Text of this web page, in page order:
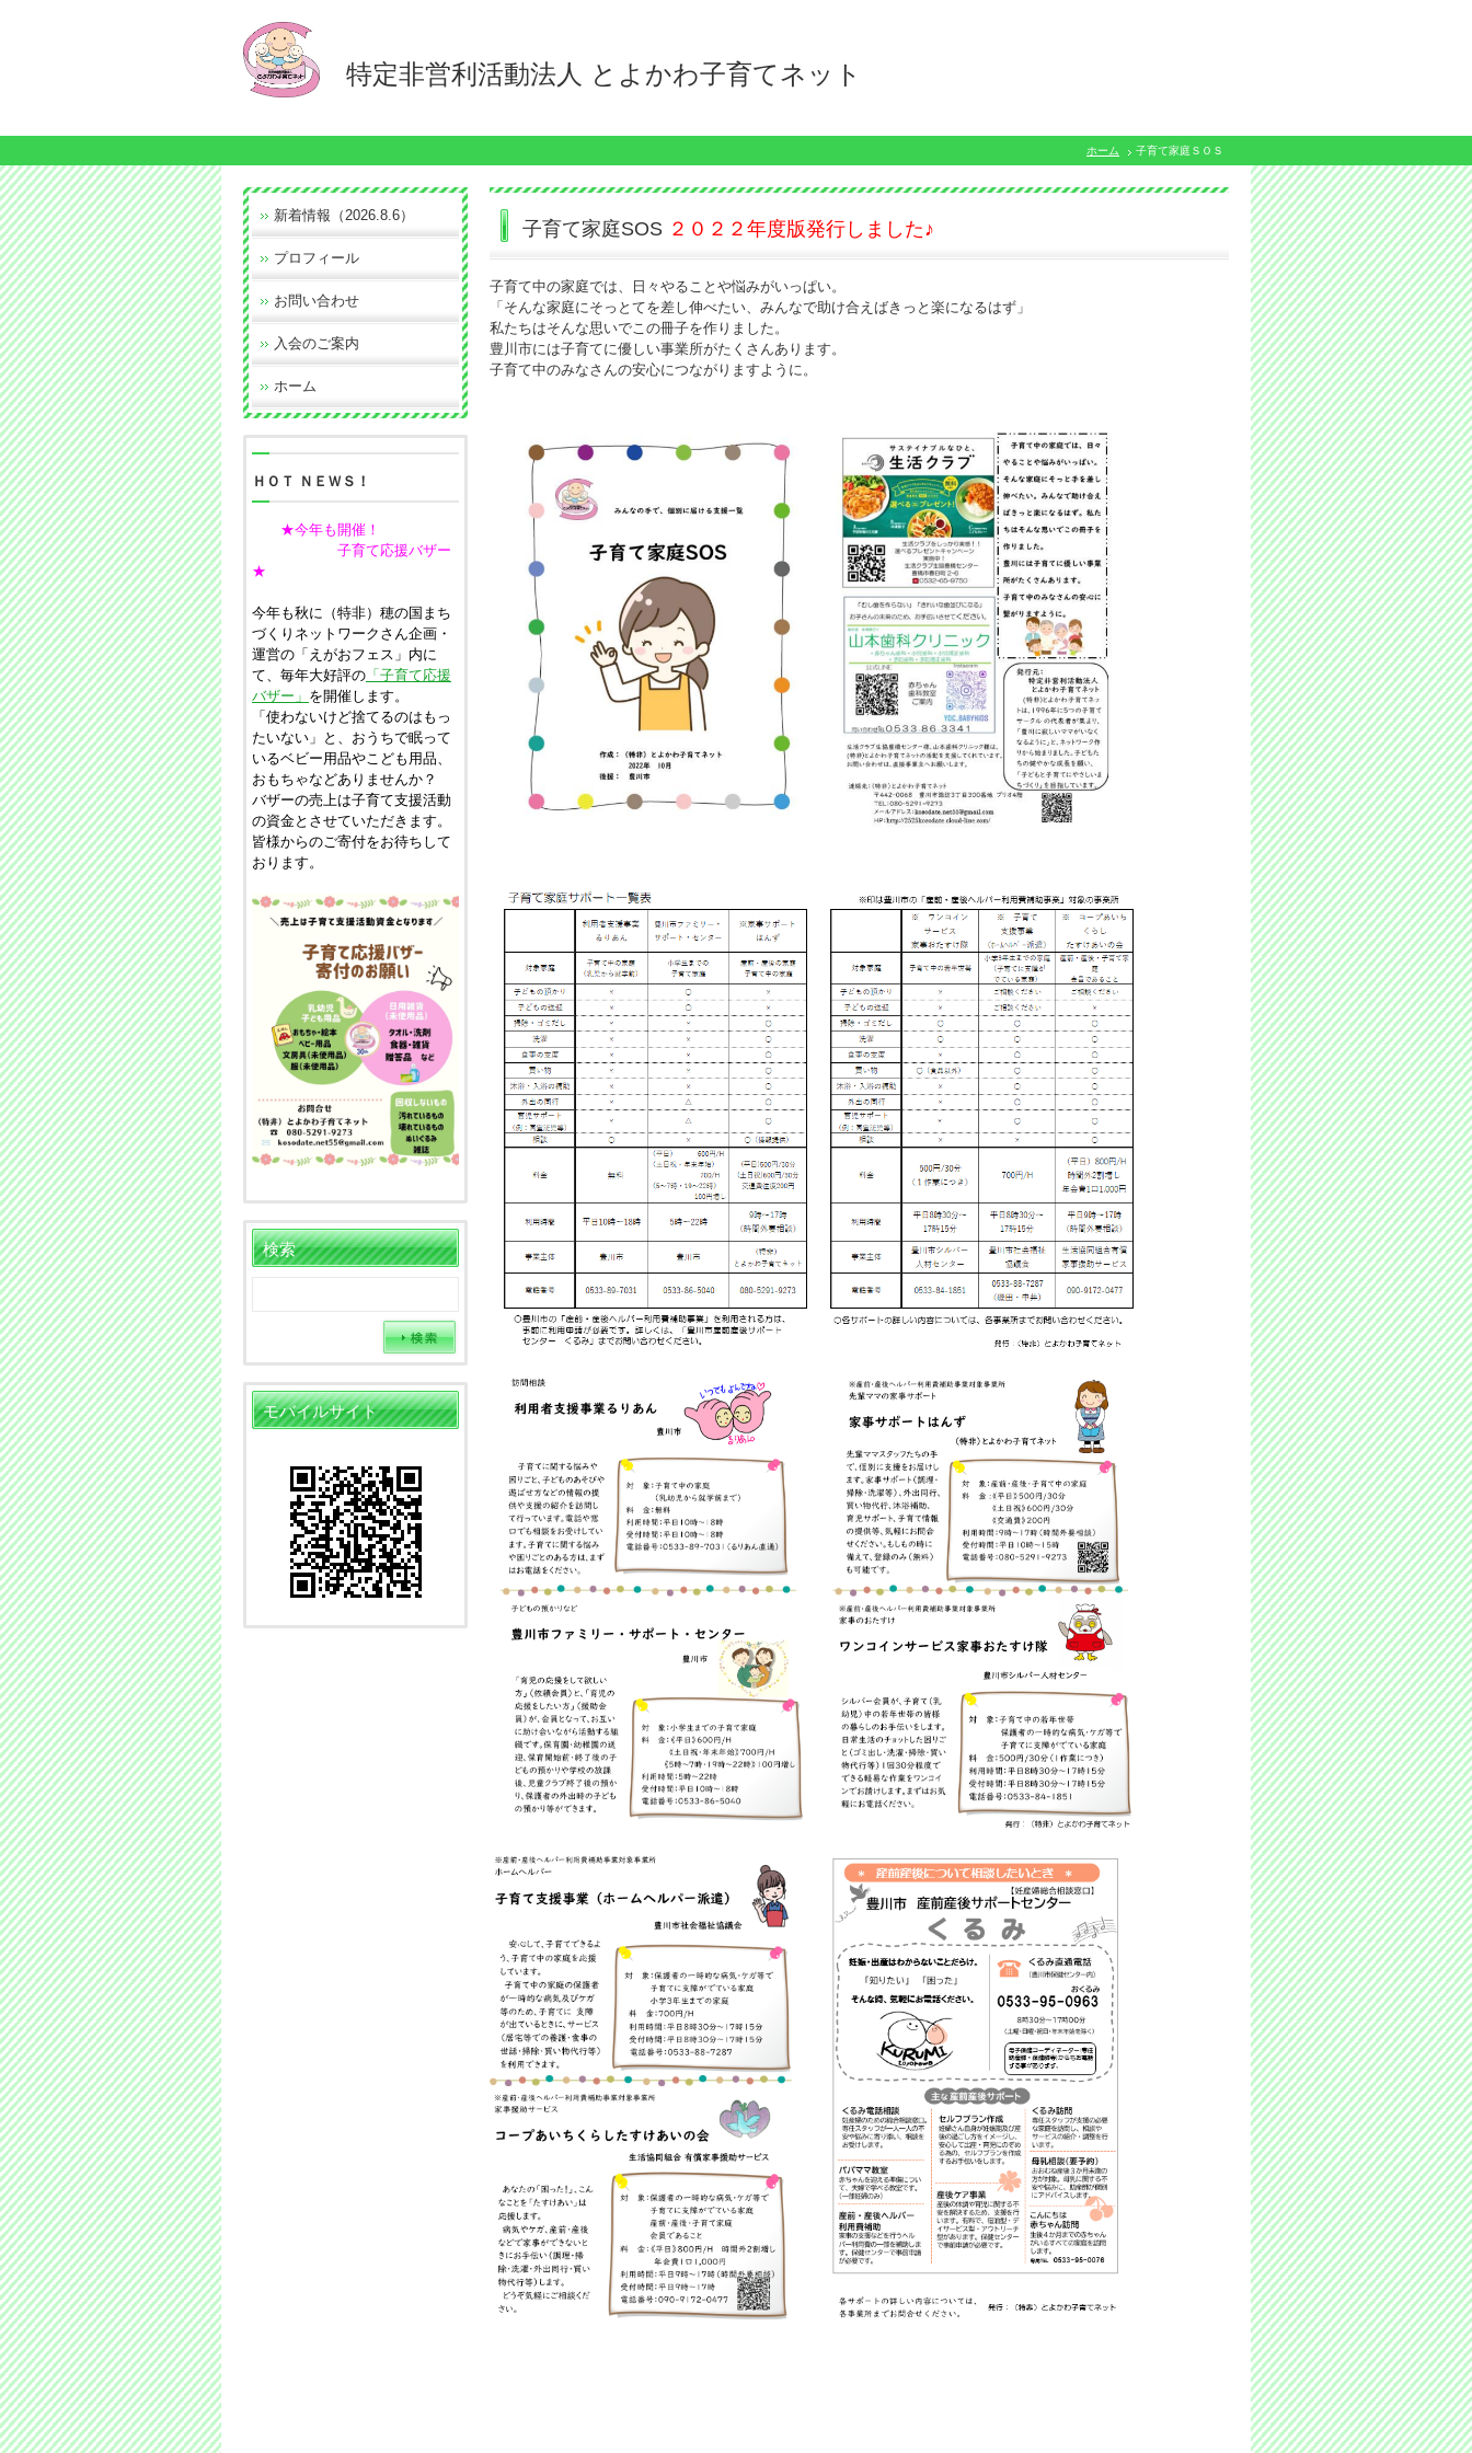
特定非営利活動法人 とよかわ子育てネット
ホーム 子育て家庭ＳＯＳ
子育て家庭SOS ２０２２年度版発行しました♪
子育て中の家庭では、日々やることや悩みがいっぱい。
「そんな家庭にそっとてを差し伸べたい、みんなで助け合えばきっと楽になるはず」
私たちはそんな思いでこの冊子を作りました。
豊川市には子育てに優しい事業所がたくさんあります。
子育て中のみなさんの安心につながりますように。
新着情報（2026.8.6）
プロフィール
お問い合わせ
入会のご案内
ホーム
ＨＯＴ ＮＥＷＳ！
★今年も開催！
子育て応援バザー
★
今年も秋に（特非）穂の国まち
づくりネットワークさん企画・
運営の「えがおフェス」内に
て、毎年大好評の 「子育て応援
バザー」 を開催します。
「使わないけど捨てるのはもっ
たいない」と、おうちで眠って
いるベビー用品やこども用品、
おもちゃなどありませんか？
バザーの売上は子育て支援活動
の資金とさせていただきます。
皆様からのご寄付をお待ちして
おります。
検索
モバイルサイト